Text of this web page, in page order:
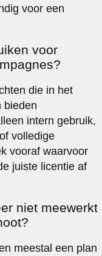
voor een
voor
die in het
bieden
intern gebruik,
volledige
vooraf waarvoor
juiste licentie af
niet meewerkt
meestal een plan